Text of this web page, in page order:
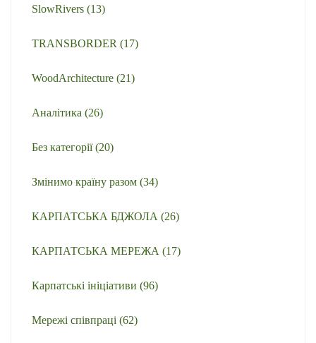
SlowRivers (13)
TRANSBORDER (17)
WoodArchitecture (21)
Аналітика (26)
Без категорії(20)
Змінимо країну разом (34)
КАРПАТСЬКА БДЖОЛА (26)
КАРПАТСЬКА МЕРЕЖА (17)
Карпатські ініціативи (96)
Мережі співпраці (62)